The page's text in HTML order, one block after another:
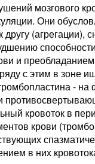
мозгового
Они
другу (агрегации),
и преобладанием
с этим в зоне
-
кровоток в
крови
в них